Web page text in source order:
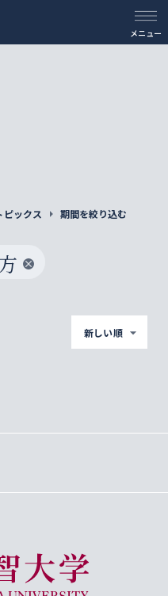
メニュー
ピックス 期間を絞り込む
新しい順
University